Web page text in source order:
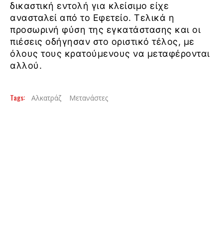
δικαστική εντολή για κλείσιμο είχε
ανασταλεί από το Εφετείο. Τελικά η
προσωρινή φύση της εγκατάστασης και οι
πιέσεις οδήγησαν στο οριστικό τέλος, με
όλους τους κρατούμενους να μεταφέρονται
αλλού.
Tags: Αλκατράζ Μετανάστες